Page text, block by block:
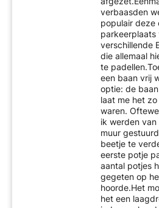
verbaasden
populair deze
parkeerplaats
verschillende
die allemaal
te
een baan vrij
optie: de
laat me het
waren.
ik werden
muur
beetje te
eerste potje
aantal potjes
gegeten op
hoorde.Het
het een